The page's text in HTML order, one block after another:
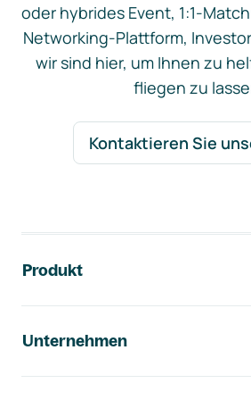
oder hybrides Event, 1:1-
Networking-Plattform,
wir sind hier, um Ihnen zu
fliegen zu
Kontaktieren Sie
Produkt
Unternehmen